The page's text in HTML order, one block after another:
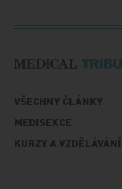
VŠECHNY ČLÁNKY
MEDISEKCE
KURZY A VZDĚLÁVÁNÍ